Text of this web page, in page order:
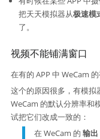
把天天模拟器从极速模
了。
视频不能铺满窗口
在有的 APP 中 WeCam
这个的原因很多，有模拟
WeCam 的默认分辨率和
试把它们改成一致的：
在 WeCam 的输出